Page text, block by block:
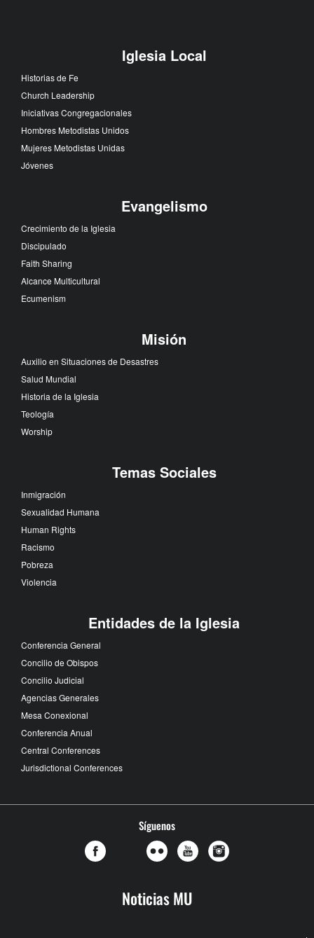
Iglesia Local
Historias de Fe
Church Leadership
Iniciativas Congregacionales
Hombres Metodistas Unidos
Mujeres Metodistas Unidas
Jóvenes
Evangelismo
Crecimiento de la Iglesia
Discipulado
Faith Sharing
Alcance Multicultural
Ecumenism
Misión
Auxilio en Situaciones de Desastres
Salud Mundial
Historia de la Iglesia
Teología
Worship
Temas Sociales
Inmigración
Sexualidad Humana
Human Rights
Racismo
Pobreza
Violencia
Entidades de la Iglesia
Conferencia General
Concilio de Obispos
Concilio Judicial
Agencias Generales
Mesa Conexional
Conferencia Anual
Central Conferences
Jurisdictional Conferences
Síguenos
Noticias MU